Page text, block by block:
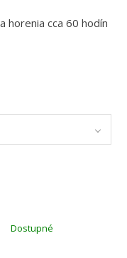
horenia cca 60 hodín
Dostupné